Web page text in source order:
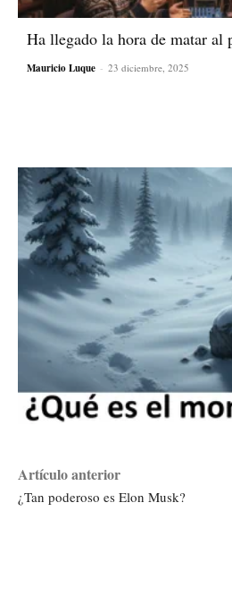
Ha llegado la hora de matar al
Mauricio Luque - 23 diciembre, 2025
Artículo anterior
¿Tan poderoso es Elon Musk?